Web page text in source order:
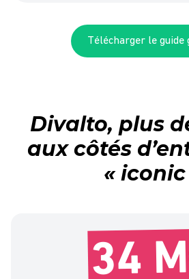
Télécharger le guide
Divalto, plus
aux côtés
« iconic
34